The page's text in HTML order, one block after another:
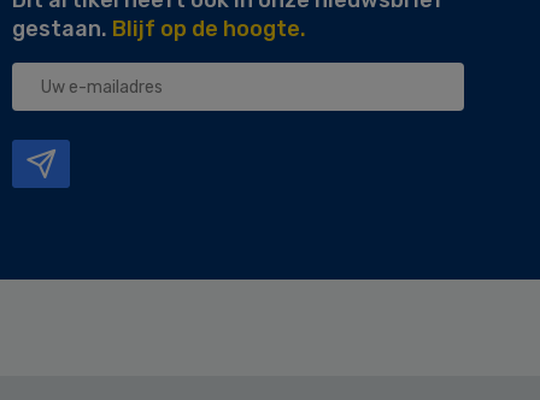
gestaan. Blijf op de hoogte.
Uw